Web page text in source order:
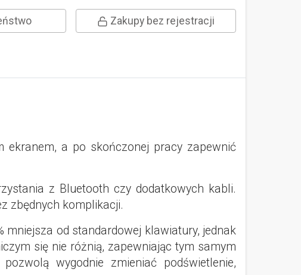
Zakupy bez rejestracji
a po skończonej pracy zapewnić
z Bluetooth czy dodatkowych kabli.
zbędnych komplikacji.
od standardowej klawiatury, jednak
się nie różnią, zapewniając tym samym
wygodnie zmieniać podświetlenie,